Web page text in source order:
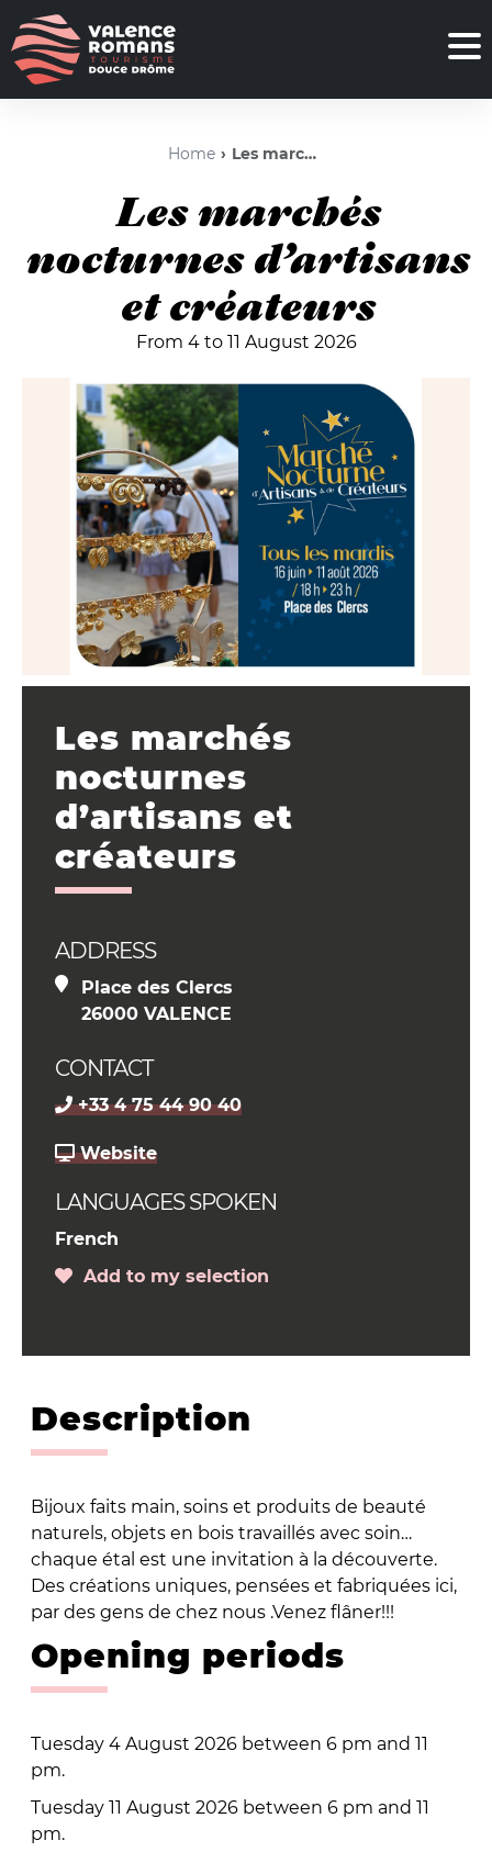
Home Les marchés nocturnes d’artisans et créateurs
Les marchés
nocturnes d’artisans
et créateurs
From 4 to 11 August 2026
Les marchés
nocturnes
d’artisans et
créateurs
ADDRESS
Place des Clercs
26000 VALENCE
CONTACT
+33 4 75 44 90 40
Website
LANGUAGES SPOKEN
French
Add to my selection
Description
Bijoux faits main, soins et produits de beauté
naturels, objets en bois travaillés avec soin…
chaque étal est une invitation à la découverte.
Des créations uniques, pensées et fabriquées ici,
par des gens de chez nous .Venez flâner!!!
Opening periods
Tuesday 4 August 2026 between 6 pm and 11
pm.
Tuesday 11 August 2026 between 6 pm and 11
pm.